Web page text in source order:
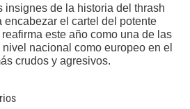
insignes de la historia del thrash
encabezar el cartel del potente
este año como una de las
nacional como europeo en el
crudos y agresivos.